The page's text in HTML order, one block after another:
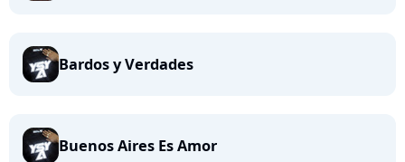
Bardos y Verdades
Buenos Aires Es Amor